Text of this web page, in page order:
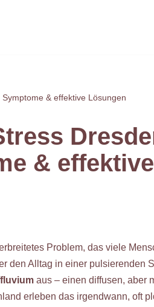
& effektive Lösungen
& effektive
Problem, das viele
den Alltag in einer pulsierenden
aus – einen diffusen, aber
erleben das irgendwann, oft